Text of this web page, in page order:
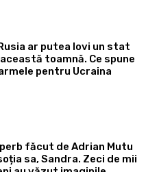
ar putea lovi un stat
această toamnă. Ce spune
pentru Ucraina
făcut de Adrian Mutu
sa, Sandra. Zeci de mii